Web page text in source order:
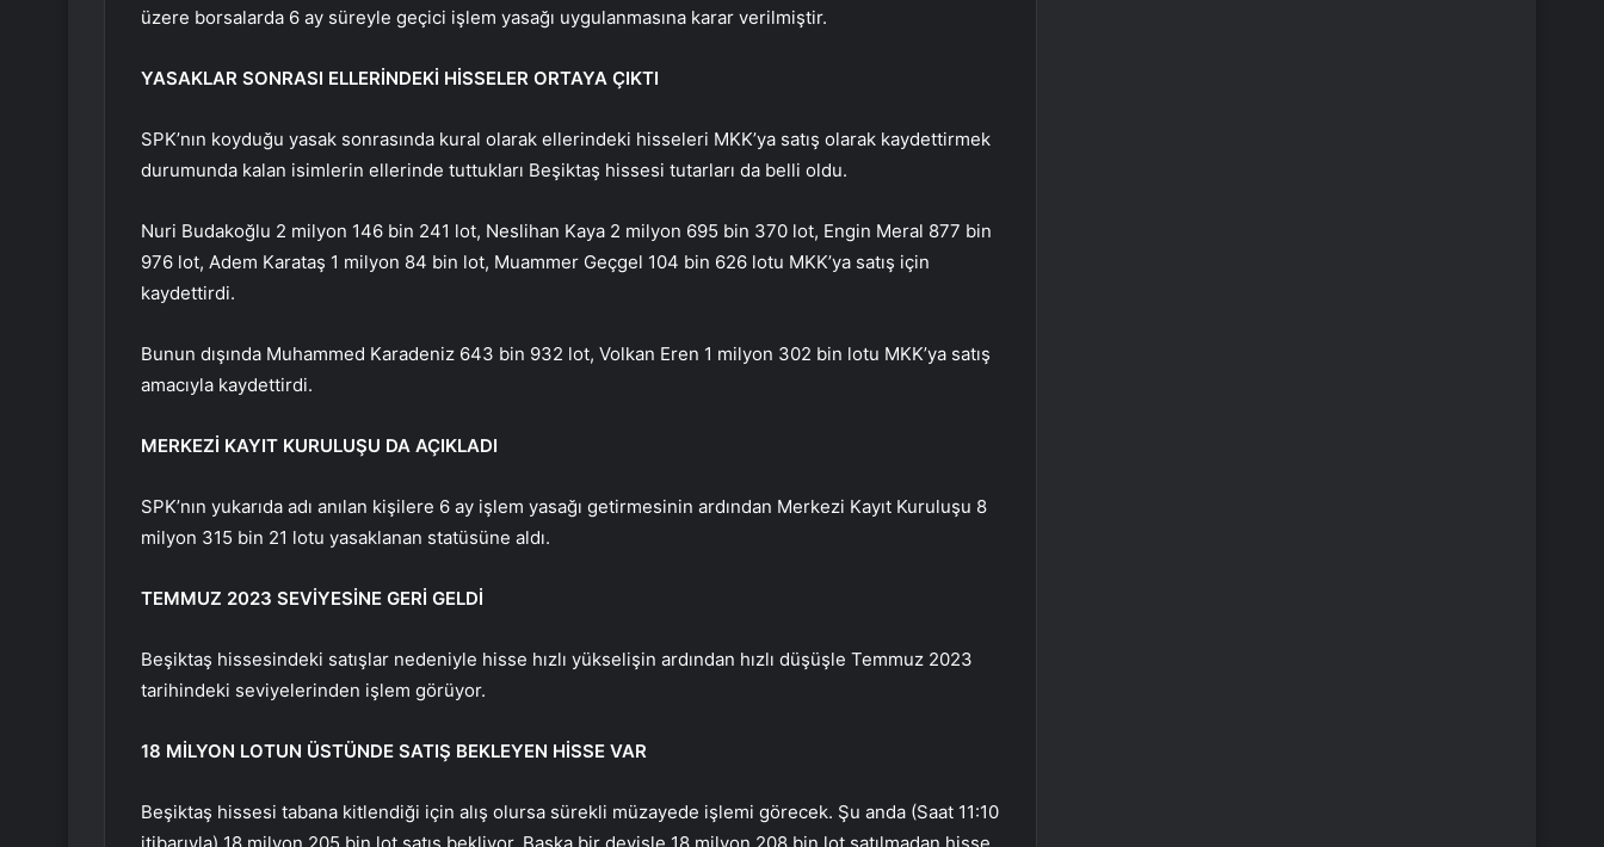
üzere borsalarda 6 ay süreyle geçici işlem yasağı uygulanmasına karar verilmiştir.
YASAKLAR SONRASI ELLERİNDEKİ HİSSELER ORTAYA ÇIKTI
SPK’nın koyduğu yasak sonrasında kural olarak ellerindeki hisseleri MKK’ya satış olarak kaydettirmek
durumunda kalan isimlerin ellerinde tuttukları Beşiktaş hissesi tutarları da belli oldu.
Nuri Budakoğlu 2 milyon 146 bin 241 lot, Neslihan Kaya 2 milyon 695 bin 370 lot, Engin Meral 877 bin
976 lot, Adem Karataş 1 milyon 84 bin lot, Muammer Geçgel 104 bin 626 lotu MKK’ya satış için
kaydettirdi.
Bunun dışında Muhammed Karadeniz 643 bin 932 lot, Volkan Eren 1 milyon 302 bin lotu MKK’ya satış
amacıyla kaydettirdi.
MERKEZİ KAYIT KURULUŞU DA AÇIKLADI
SPK’nın yukarıda adı anılan kişilere 6 ay işlem yasağı getirmesinin ardından Merkezi Kayıt Kuruluşu 8
milyon 315 bin 21 lotu yasaklanan statüsüne aldı.
TEMMUZ 2023 SEVİYESİNE GERİ GELDİ
Beşiktaş hissesindeki satışlar nedeniyle hisse hızlı yükselişin ardından hızlı düşüşle Temmuz 2023
tarihindeki seviyelerinden işlem görüyor.
18 MİLYON LOTUN ÜSTÜNDE SATIŞ BEKLEYEN HİSSE VAR
Beşiktaş hissesi tabana kitlendiği için alış olursa sürekli müzayede işlemi görecek. Şu anda (Saat 11:10